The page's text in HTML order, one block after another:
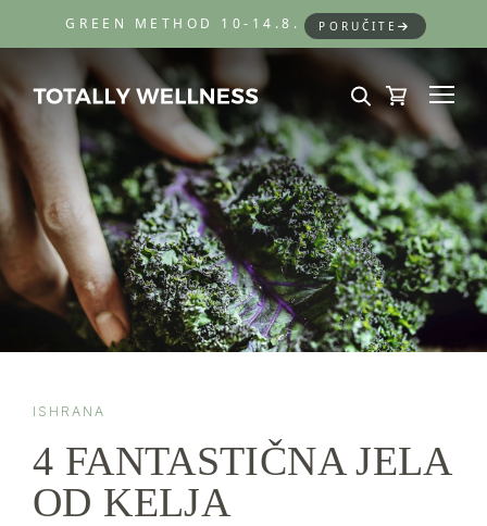
GREEN METHOD 10-14.8. PORUČITE
ISHRANA
4 FANTASTIČNA JELA
OD KELJA